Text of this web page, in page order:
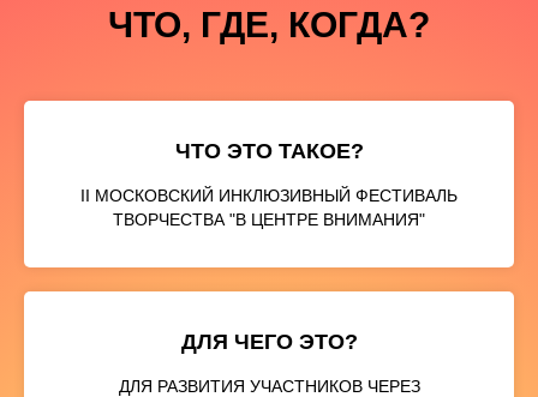
ЧТО, ГДЕ, КОГДА?
ЧТО ЭТО ТАКОЕ?
II МОСКОВСКИЙ ИНКЛЮЗИВНЫЙ ФЕСТИВАЛЬ
ТВОРЧЕСТВА "В ЦЕНТРЕ ВНИМАНИЯ"
ДЛЯ ЧЕГО ЭТО?
ДЛЯ РАЗВИТИЯ УЧАСТНИКОВ ЧЕРЕЗ